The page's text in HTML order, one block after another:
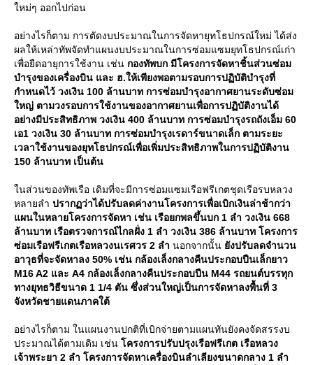
หม่ๆ ออกไปก่อน
อย่างไรก็ตาม การตัดงบประมาณในการจัดหายุทโธปกรณ์ใหม่ ได้ส่ง
ผลให้เหล่าทัพจัดทำแผนงบประมาณในการซ่อมแซมยุทโธปกรณ์เก่า
เพื่อยืดอายุการใช้งาน เช่น กองทัพบก มีโครงการจัดหาชิ้นส่วนซ่อม
บำรุงของเครื่องบิน และ ฮ.ให้เพียงพอตามรอบการปฏิบัติบำรุงที่
กำหนดไว้ วงเงิน 100 ล้านบาท การซ่อมบำรุงอากาศยานระดับซ่อม
หญ่ ตามวงรอบการใช้งานของอากาศยานเพื่อการปฏิบัติงานได้
อย่างมีประสิทธิภาพ วงเงิน 400 ล้านบาท การซ่อมบำรุงรถถังเอ็ม 60
เอ1 วงเงิน 30 ล้านบาท การซ่อมบำรุงเรดาร์ขนาดเล็ก ตามระยะ
เวลาใช้งานของยุทโธปกรณ์เพื่อเพิ่มประสิทธิภาพในการปฏิบัติงาน
150 ล้านบาท เป็นต้น
นส่วนของทัพเรือ เดิมที่จะมีการซ่อมแซมเรือฟรีเกตชุดเรือรบหลวง
หลายลำ ปรากฏว่าได้ปรับลดค่างานโครงการเพื่อเบิกเงินล่าช้ากว่า
ผนในหลายโครงการจัดหา เช่น เรือยกพลขึ้นบก 1 ลำ วงเงิน 668
ล้านบาท เรือตรวจการณ์ไกลฝั่ง 1 ลำ วงเงิน 386 ล้านบาท โครงการ
ซ่อมเรือฟรีเกตเรือหลวงนเรศวร 2 ลำ นอกจากนั้น ังปรับลดจำนวน
อาวุธที่จะจัดหาลง 50% เช่น กล้องเล็งกลางคืนประกอบปืนเล็กยาว
M16 A2 และ A4 กล้องเล็งกลางคืนประกอบปืน M44 รถยนต์บรรทุก
ทางยุทธวิธีขนาด 1 1/4 ตัน ซึ่งส่วนใหญ่เป็นการจัดหาลงพื้นที่ 3
จังหวัดชายแดนภาคใต้
อย่างไรก็ตาม ในแผนงานปกติที่เบิกจ่ายตามแผนทันยังคงจัดสรรงบ
ประมาณได้ตามเดิม เช่น ครงการปรับปรุงเรือฟรีเกต เรือหลวง
เจ้าพระยา 2 ลำ โครงการจัดหาเครื่องบินลำเลียงขนาดกลาง 1 ลำ